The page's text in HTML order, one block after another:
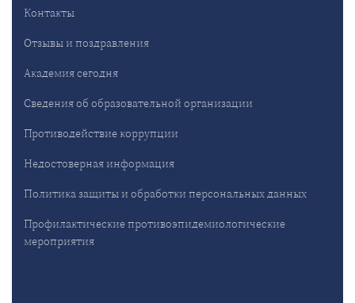
Контакты
Отзывы и поздравления
Академия сегодня
Сведения об образовательной организации
Противодействие коррупции
Недостоверная информация
Политика защиты и обработки персональных данных
Профилактические противоэпидемиологические
мероприятия